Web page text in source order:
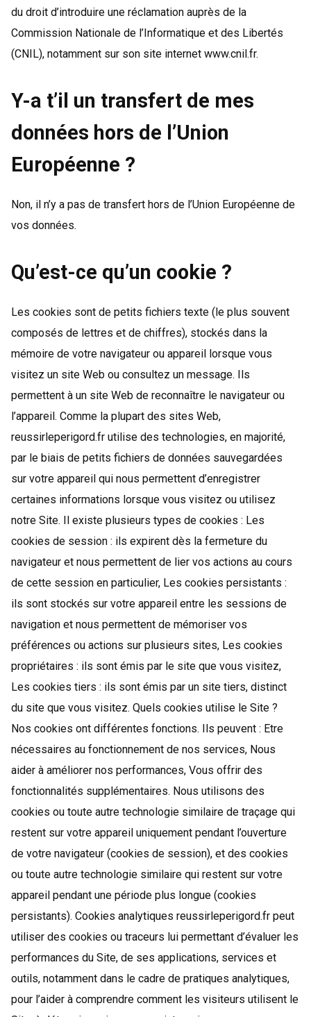
du droit d’introduire une réclamation auprès de la
Commission Nationale de l’Informatique et des Libertés
(CNIL), notamment sur son site internet www.cnil.fr.
Y-a t’il un transfert de mes
données hors de l’Union
Européenne ?
Non, il n’y a pas de transfert hors de l’Union Européenne de
vos données.
Qu’est-ce qu’un cookie ?
Les cookies sont de petits fichiers texte (le plus souvent
composés de lettres et de chiffres), stockés dans la
mémoire de votre navigateur ou appareil lorsque vous
visitez un site Web ou consultez un message. Ils
permettent à un site Web de reconnaître le navigateur ou
l’appareil. Comme la plupart des sites Web,
reussirleperigord.fr utilise des technologies, en majorité,
par le biais de petits fichiers de données sauvegardées
sur votre appareil qui nous permettent d’enregistrer
certaines informations lorsque vous visitez ou utilisez
notre Site. Il existe plusieurs types de cookies : Les
cookies de session : ils expirent dès la fermeture du
navigateur et nous permettent de lier vos actions au cours
de cette session en particulier, Les cookies persistants :
ils sont stockés sur votre appareil entre les sessions de
navigation et nous permettent de mémoriser vos
préférences ou actions sur plusieurs sites, Les cookies
propriétaires : ils sont émis par le site que vous visitez,
Les cookies tiers : ils sont émis par un site tiers, distinct
du site que vous visitez. Quels cookies utilise le Site ?
Nos cookies ont différentes fonctions. Ils peuvent : Etre
nécessaires au fonctionnement de nos services, Nous
aider à améliorer nos performances, Vous offrir des
fonctionnalités supplémentaires. Nous utilisons des
cookies ou toute autre technologie similaire de traçage qui
restent sur votre appareil uniquement pendant l’ouverture
de votre navigateur (cookies de session), et des cookies
ou toute autre technologie similaire qui restent sur votre
appareil pendant une période plus longue (cookies
persistants). Cookies analytiques reussirleperigord.fr peut
utiliser des cookies ou traceurs lui permettant d’évaluer les
performances du Site, de ses applications, services et
outils, notamment dans le cadre de pratiques analytiques,
pour l’aider à comprendre comment les visiteurs utilisent le